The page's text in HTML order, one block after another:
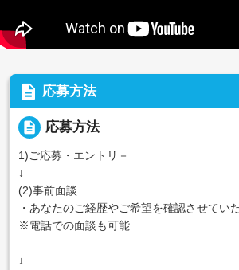
description 応募方法
description 応募方法
1)ご応募・エントリ－
↓
(2)事前面談
・あなたのご経歴やご希望を確認させてい
※電話での面談も可能
↓